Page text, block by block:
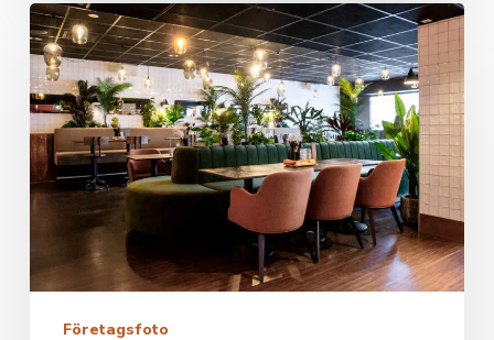
Bilder
på
ny
interiör
hos
Buddys
Företagsfoto